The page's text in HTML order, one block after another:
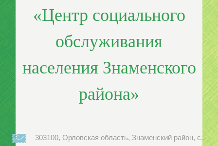
«Центр социального
обслуживания
населения Знаменского
района»
303100, Орловская область, Знаменский район, с.